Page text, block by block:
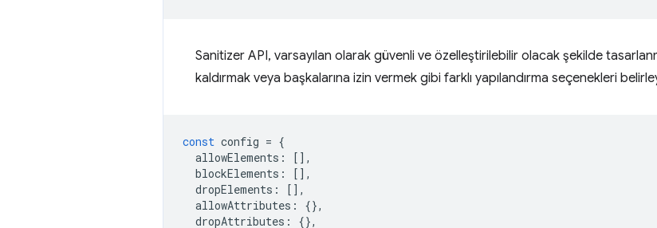
Sanitizer API, varsayılan olarak güvenli ve özelleştirilebilir olacak şekilde
kaldırmak veya başkalarına izin vermek gibi farklı yapılandırma seçenekleri
const config = {
allowElements :
[],
blockElements :
[],
dropElements :
[],
allowAttributes :
{},
dropAttributes : {},